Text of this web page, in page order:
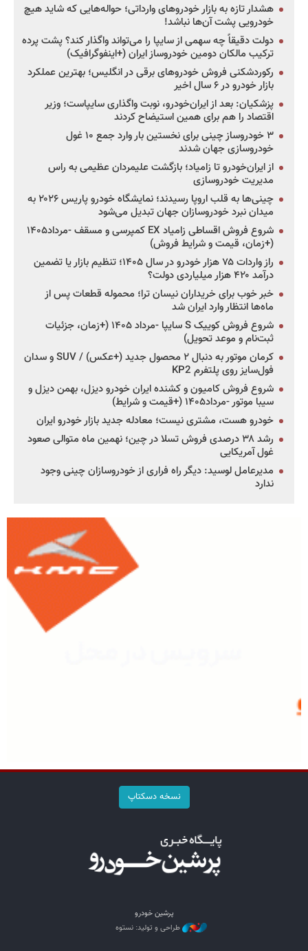
هشدار تازه به بازار خودروهای وارداتی؛ حواله‌هایی که شاید هیچ
خودرویی پشت آن‌ها نباشد!
دولت دقیقاً چه سهمی از سایپا را می‌تواند واگذار کند؟ پشت پرده
ترکیب مالکان دومین خودروساز ایران (+اینفوگرافیک)
رکوردشکنی فروش خودروهای برقی در انگلیس؛ بهترین عملکرد
بازار خودرو در ۶ سال اخیر
پزشکیان: بعد از ایران‌خودرو، نوبت واگذاری سایپاست؛ وزیر
اقتصاد را هم برای همین استیضاح کردند
۳ خودروساز چینی برای نخستین بار وارد جمع ۱۰ غول
خودروسازی جهان شدند
از ایران‌خودرو تا زامیاد؛ بازگشت علیمردان عظیمی به راس
مدیریت خودروسازی
چینی‌ها به قلب اروپا رسیدند؛ نمایشگاه خودرو پاریس ۲۰۲۶ به
میدان نبرد خودروسازان جهان تبدیل می‌شود
شروع فروش اقساطی زامیاد EX کمپرسی و مسقف -مرداد۱۴۰۵
(+زمان، قیمت و شرایط فروش)
راز واردات ۷۵ هزار خودرو در سال ۱۴۰۵؛ تنظیم بازار یا تضمین
درآمد ۴۲۰ هزار میلیاردی دولت؟
خبر خوب برای خریداران نیسان ترا؛ محموله قطعات پس از
ماه‌ها انتظار وارد ایران شد
شروع فروش کوییک S سایپا -مرداد ۱۴۰۵ (+زمان، جزئیات
ثبت‌نام و موعد تحویل)
کرمان موتور به دنبال ۲ محصول جدید (+عکس) / SUV و سدان
فول‌سایز روی پلتفرم KP2
شروع فروش کامیون و کشنده ایران خودرو دیزل، بهمن دیزل و
سیبا موتور -مرداد۱۴۰۵ (+قیمت و شرایط)
خودرو هست، مشتری نیست؛ معادله جدید بازار خودرو ایران
رشد ۳۸ درصدی فروش تسلا در چین؛ نهمین ماه متوالی صعود
غول آمریکایی
مدیرعامل لوسید: دیگر راه فراری از خودروسازان چینی وجود
ندارد
نسخه دسکتاپ
پرشین خودرو
طراحی و تولید: نستوه